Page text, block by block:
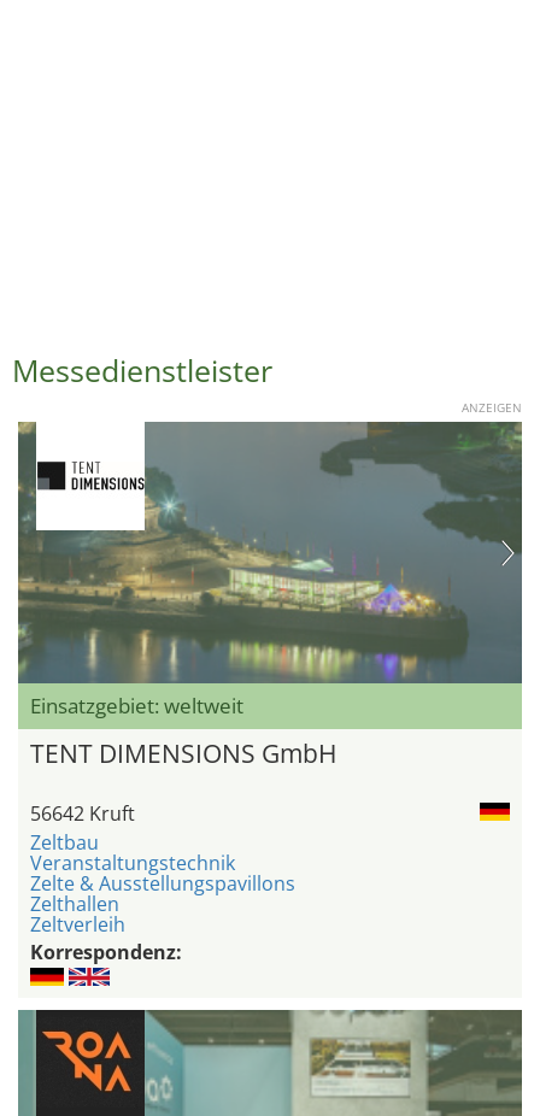
Messedienstleister
ANZEIGEN
Einsatzgebiet: weltweit
TENT DIMENSIONS GmbH
56642 Kruft
Zeltbau
Veranstaltungstechnik
Zelte & Ausstellungspavillons
Zelthallen
Zeltverleih
Korrespondenz: